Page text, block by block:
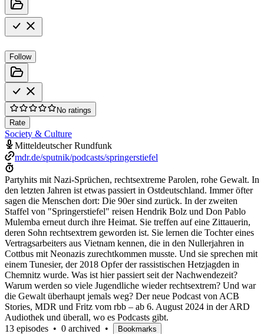
Follow
No ratings
Rate
Society & Culture
Mitteldeutscher Rundfunk
mdr.de/sputnik/podcasts/springerstiefel
Partyhits mit Nazi-Sprüchen, rechtsextreme Parolen, rohe Gewalt. In
den letzten Jahren ist etwas passiert in Ostdeutschland. Immer öfter
sagen die Menschen dort: Die 90er sind zurück. In der zweiten
Staffel von "Springerstiefel" reisen Hendrik Bolz und Don Pablo
Mulemba erneut durch ihre Heimat. Sie treffen auf eine Zittauerin,
deren Sohn rechtsextrem geworden ist. Sie lernen die Tochter eines
Vertragsarbeiters aus Vietnam kennen, die in den Nullerjahren in
Cottbus mit Neonazis zurechtkommen musste. Und sie sprechen mit
einem Tunesier, der 2018 Opfer der rassistischen Hetzjagden in
Chemnitz wurde. Was ist hier passiert seit der Nachwendezeit?
Warum werden so viele Jugendliche wieder rechtsextrem? Und war
die Gewalt überhaupt jemals weg? Der neue Podcast von ACB
Stories, MDR und Fritz vom rbb – ab 6. August 2024 in der ARD
Audiothek und überall, wo es Podcasts gibt.
13 episodes • 0 archived • Bookmarks